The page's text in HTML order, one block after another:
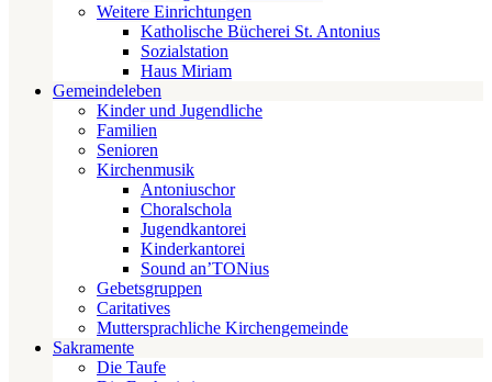
Weitere Einrichtungen
Katholische Bücherei St. Antonius
Sozialstation
Haus Miriam
Gemeindeleben
Kinder und Jugendliche
Familien
Senioren
Kirchenmusik
Antoniuschor
Choralschola
Jugendkantorei
Kinderkantorei
Sound an’TONius
Gebetsgruppen
Caritatives
Muttersprachliche Kirchengemeinde
Sakramente
Die Taufe